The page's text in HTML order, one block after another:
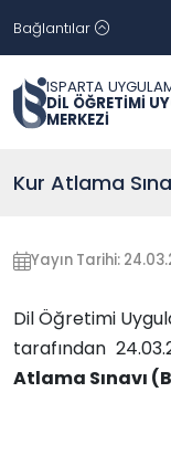
Bağlantılar
ISPARTA
DİL ÖĞRETİMİ
MERKEZİ
Kur Atlama
Yayın Tarihi:
Dil Öğretimi
tarafından
Atlama Sınavı